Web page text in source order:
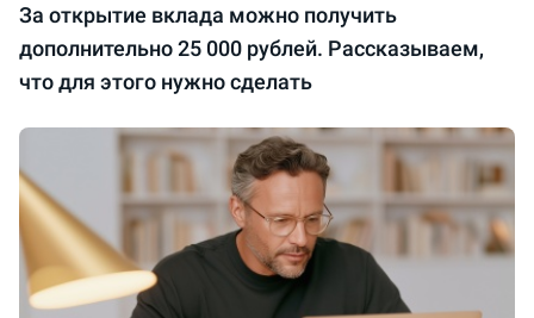
За открытие вклада можно получить
дополнительно 25 000 рублей. Рассказываем,
что для этого нужно сделать